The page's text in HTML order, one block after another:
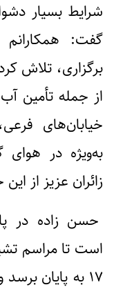
شرایط بسیار
گفت: همکارانم
برگزاری، تلاش
از جمله تأمین
خیابان‌های
به‌ویژه در هوای
زائران عزیز از
حسن زاده در
است تا مراسم
۱۷ به پایان